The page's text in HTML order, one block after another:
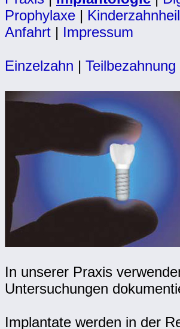
Prophylaxe |
Anfahrt | Impressum
Einzelzahn | Teilbezahnung
In unserer Praxis
Untersuchungen
Implantate werden in der